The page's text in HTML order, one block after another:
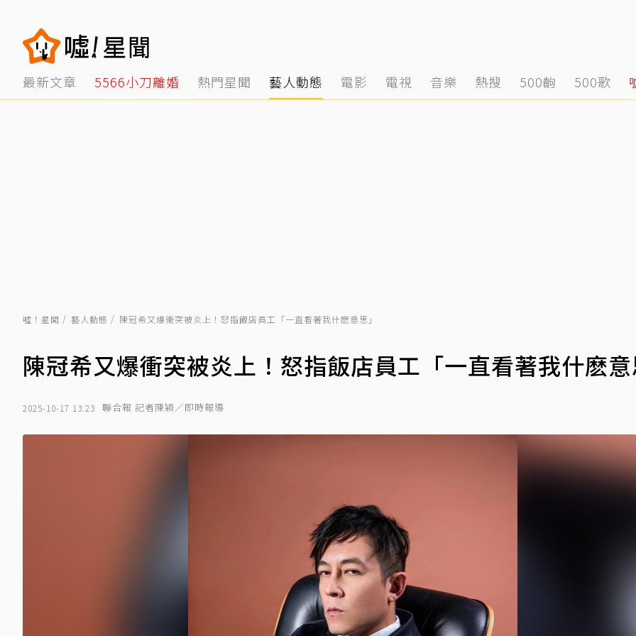
最新文章 5566小刀離婚 熱門星聞 藝人動態 電影 電視 音樂 熱搜 500齣 500歌
噓！星聞 藝人動態 陳冠希又爆衝突被炎上！怒指飯店員工「一直看著我什麽意思」
陳冠希又爆衝突被炎上！怒指飯店員工「一直看著我什麽
2025-10-17 13:23 聯合報 記者陳穎／即時報導